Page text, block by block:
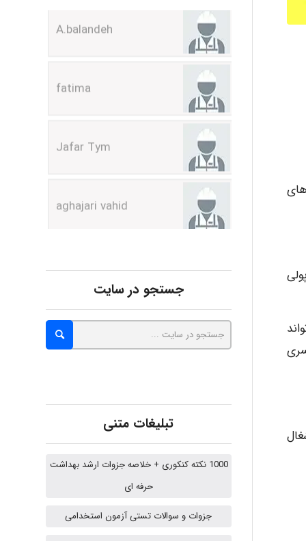
دارد. از بعد ایمنی٬ ماشین های
چرخ ها٬ تسمه ها پولی
fatima
Jafar Tym
aghajari vahid
Poubakhtiari
Alirez0990
hosein abdolvand
emami
جستجو در سایت
تبلیغات متنی
1000 نکته کنکوری + خلاصه جزوات ارشد بهداشت
حرفه ای
جزوات و سوالات تستی آزمون استخدامی